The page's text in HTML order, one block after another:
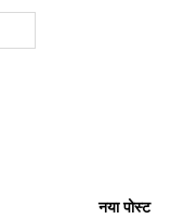
नया पोस्ट